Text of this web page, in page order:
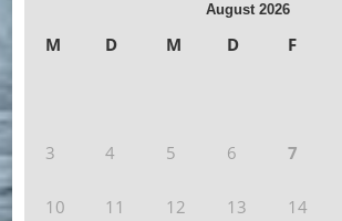
August 2026
M D M D F
3 4 5 6 7
10 11 12 13 14